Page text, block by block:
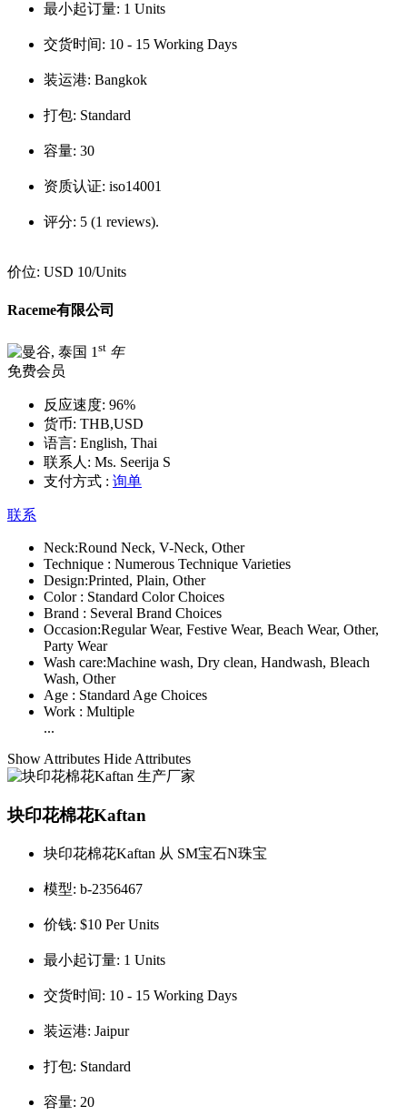
最小起订量: 1 Units
交货时间: 10 - 15 Working Days
装运港: Bangkok
打包: Standard
容量: 30
资质认证: iso14001
评分: 5 (1 reviews).
价位: USD 10/Units
Raceme有限公司
1 st 年
免费会员
反应速度: 96%
货币: THB,USD
语言: English, Thai
联系人: Ms. Seerija S
支付方式 : 询单
联系
Neck:Round Neck, V-Neck, Other
Technique : Numerous Technique Varieties
Design:Printed, Plain, Other
Color : Standard Color Choices
Brand : Several Brand Choices
Occasion:Regular Wear, Festive Wear, Beach Wear, Other,
Party Wear
Wash care:Machine wash, Dry clean, Handwash, Bleach
Wash, Other
Age : Standard Age Choices
Work : Multiple
...
Show Attributes Hide Attributes
块印花棉花Kaftan
块印花棉花Kaftan 从 SM宝石N珠宝
模型: b-2356467
价钱: $10 Per Units
最小起订量: 1 Units
交货时间: 10 - 15 Working Days
装运港: Jaipur
打包: Standard
容量: 20